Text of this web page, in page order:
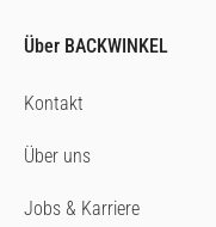
Über BACKWINKEL
Kontakt
Über uns
Jobs & Karriere